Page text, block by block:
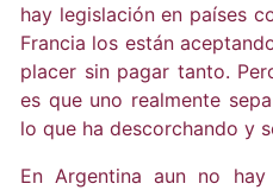
hay legislación en países
Francia los están
placer sin pagar tanto.
es que uno realmente
lo que ha descorchando y
En Argentina aun no